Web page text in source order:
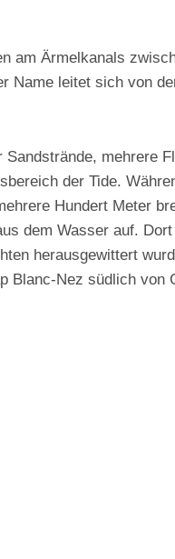
am Ärmelkanals
Name leitet sich von
mehrere
der Tide.
Hundert Meter
dem Wasser auf.
herausgewittert
Blanc-Nez südlich von